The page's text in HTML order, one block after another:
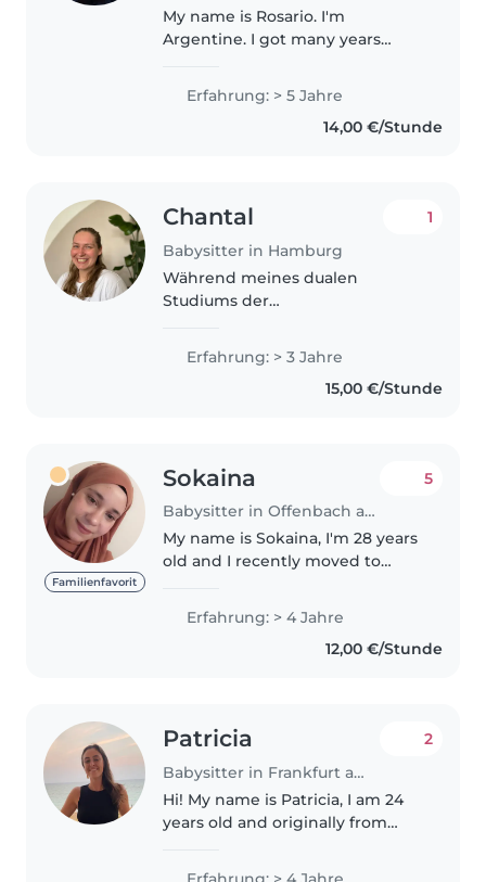
My name is Rosario. I'm
Argentine. I got many years
working with kids, doing
activities like dancing, play
football, art, sing, play, cook. I like
Erfahrung: > 5 Jahre
14,00 €/Stunde
Chantal
Babysitter in Hamburg
1
Während meines dualen
Studiums der
habe bereits bei mehreren
Familien Kinderbetreut, zuletzt
Erfahrung: > 3 Jahre
15,00 €/Stunde
Familienfavorit
Sokaina
Babysitter in Offenbach am Main
5
My name is Sokaina, I'm 28 years
old and I recently moved to
Spanish, and I can speak a little
English. I'm not yet fluent in
German and i am currently..
Erfahrung: > 4 Jahre
12,00 €/Stunde
Patricia
Babysitter in Frankfurt am Main
2
Hi! My name is Patricia, I am 24
years old and originally from
Germany for almost 5 years. I